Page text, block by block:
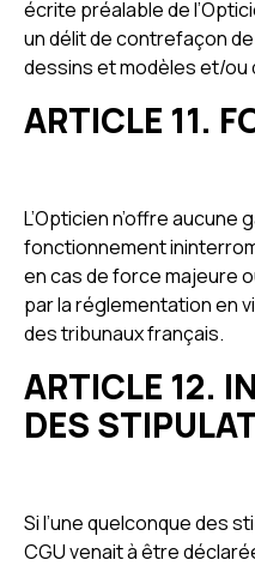
écrite préalable de
un délit de contrefaçon
dessins et modèles et/ou
ARTICLE 11.
L’Opticien n’offre aucune
fonctionnement
en cas de force majeure
par la réglementation en
des tribunaux français.
ARTICLE 12.
DES
Si l’une quelconque des
CGU venait à être